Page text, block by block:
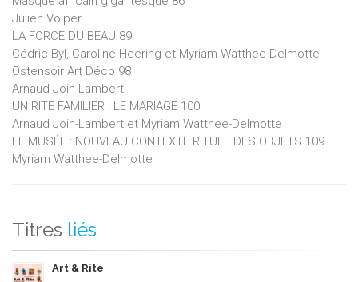
Julien Volper
LA FORCE DU BEAU 89
Cédric Byl, Caroline Heering et Myriam Watthee-Delmotte
Ostensoir Art Déco 98
Arnaud Join-Lambert
UN RITE FAMILIER : LE MARIAGE 100
Arnaud Join-Lambert et Myriam Watthee-Delmotte
LE MUSÉE : NOUVEAU CONTEXTE RITUEL DES OBJETS 109
Myriam Watthee-Delmotte
Titres liés
Art & Rite